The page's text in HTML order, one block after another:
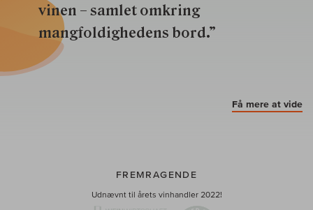
vinen – samlet omkring
mangfoldighedens bord.”
Få mere at vide
FREMRAGENDE
Udnævnt til årets vinhandler 2022!